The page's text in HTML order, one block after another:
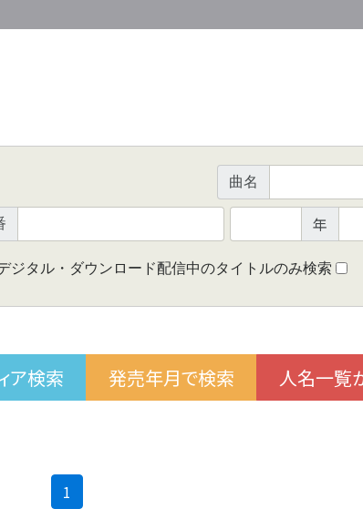
曲名
年
ジタル・ダウンロード配信中のタイトルのみ検索
ア検索 発売年月で検索 人名一覧
1